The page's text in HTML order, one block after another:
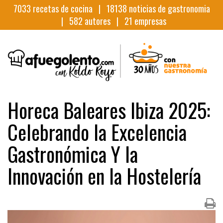
7033 recetas de cocina | 18138 noticias de gastronomia
| 582 autores | 21 empresas
Horeca Baleares Ibiza 2025:
Celebrando la Excelencia
Gastronómica Y la
Innovación en la Hostelería